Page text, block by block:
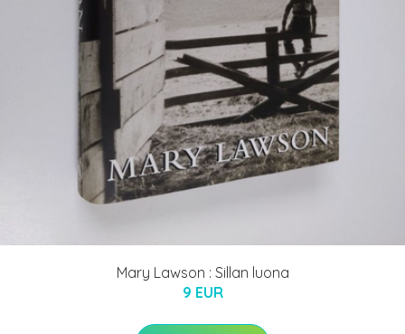
Mary Lawson : Sillan luona
9 EUR